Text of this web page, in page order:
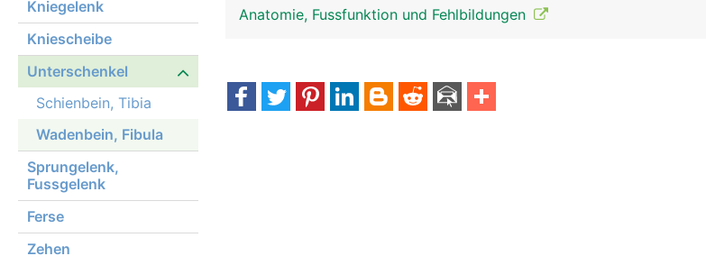
Kniegelenk
Kniescheibe
Unterschenkel
Schienbein, Tibia
Wadenbein, Fibula
Sprungelenk,
Fussgelenk
Ferse
Zehen
Anatomie, Fussfunktion und Fehlbildungen